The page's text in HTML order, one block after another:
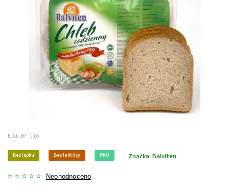
Kód: BP-C16
Bez lepku Bez laktózy PKU
Neohodnoceno
Značka: Balviten